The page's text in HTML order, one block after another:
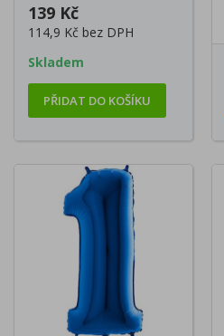
139 Kč
114,9 Kč bez DPH
Skladem
PŘIDAT DO KOŠÍKU